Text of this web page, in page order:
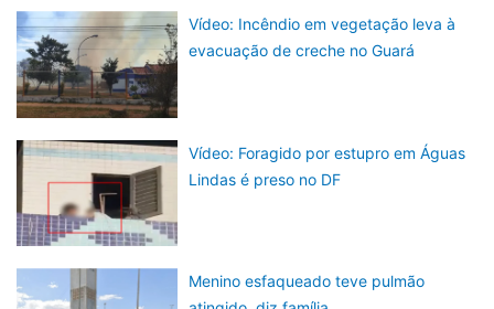
Vídeo: Incêndio em vegetação leva à
evacuação de creche no Guará
Vídeo: Foragido por estupro em Águas
Lindas é preso no DF
Menino esfaqueado teve pulmão